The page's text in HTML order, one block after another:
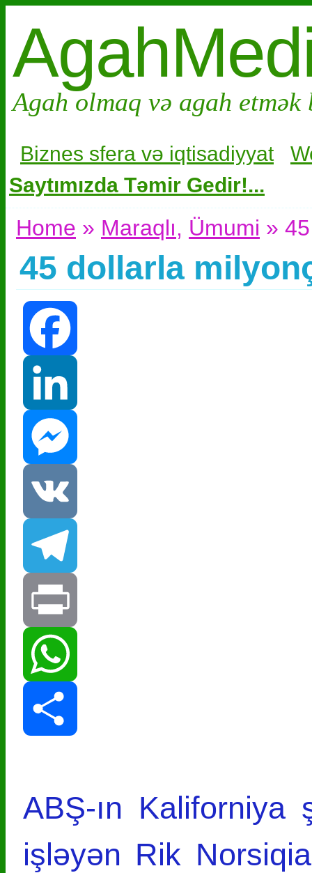
Agah olmaq və agah
Biznes sfera və iqtisadiyyat
Saytımızda Təmir Gedir!...
Home » Maraqlı, Ümumi »
45 dollarla
Facebook
LinkedIn
Messenger
VK
Telegram
Print
WhatsApp
ABŞ-ın Kaliforniya
işləyən Rik